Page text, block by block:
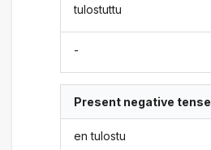
tulostuttu
-
Present negative tense
en tulostu